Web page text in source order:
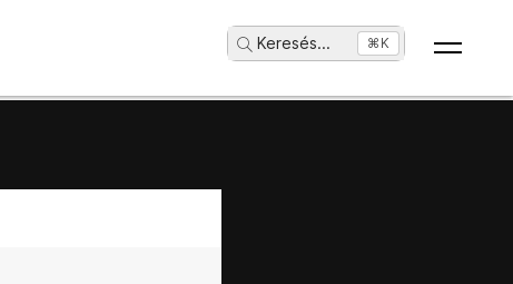
Keresés... ⌘K